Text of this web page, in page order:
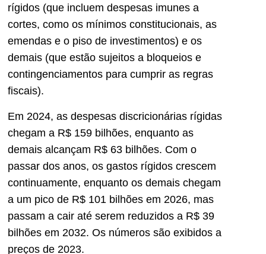
rígidos (que incluem despesas imunes a
cortes, como os mínimos constitucionais, as
emendas e o piso de investimentos) e os
demais (que estão sujeitos a bloqueios e
contingenciamentos para cumprir as regras
fiscais).
Em 2024, as despesas discricionárias rígidas
chegam a R$ 159 bilhões, enquanto as
demais alcançam R$ 63 bilhões. Com o
passar dos anos, os gastos rígidos crescem
continuamente, enquanto os demais chegam
a um pico de R$ 101 bilhões em 2026, mas
passam a cair até serem reduzidos a R$ 39
bilhões em 2032. Os números são exibidos a
preços de 2023.